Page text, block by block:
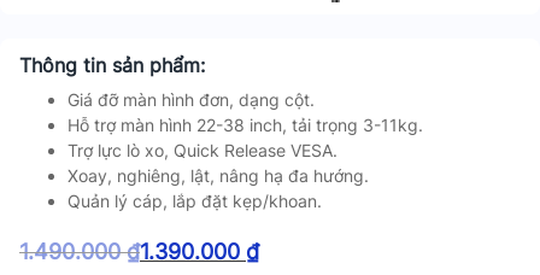
Thông tin sản phẩm:
Giá đỡ màn hình đơn, dạng cột.
Hỗ trợ màn hình 22-38 inch, tải trọng 3-11kg.
Trợ lực lò xo, Quick Release VESA.
Xoay, nghiêng, lật, nâng hạ đa hướng.
Quản lý cáp, lắp đặt kẹp/khoan.
1.490.000₫
Giá
1.390.000 ₫
Giá